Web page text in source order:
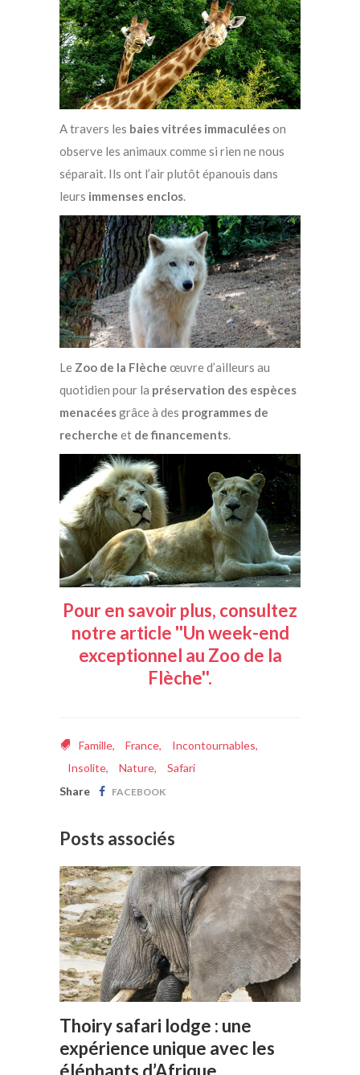
A travers les baies vitrées immaculéeson
observe les animaux comme si rien ne nous
séparait. Ils ont l’air plutôt épanouis dans
leurs immenses enclos.
Le Zoo de la Flèche œuvre d’ailleurs au
quotidien pour la préservation des espèces
menacéesgrâce à des programmes de
recherche et de financements.
Pour en savoir plus, consultez
notre article ''Un week-end
exceptionnel au Zoo de la
Flèche''.
Famille, France, Incontournables,
Insolite, Nature,
Safari
Share
FACEBOOK
Posts associés
Thoiry safari lodge : une
expérience unique avec les
éléphants d’Afrique